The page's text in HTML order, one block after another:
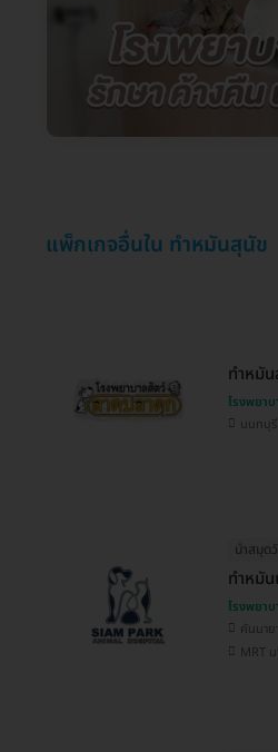
แพ็กเกจอื่นใน ทำหมันสุนัข
ทำหมั
โรงพยา
นนทบุรี
นำสมุด
ทำหมั
โรงพยา
คันนายาว
MRT